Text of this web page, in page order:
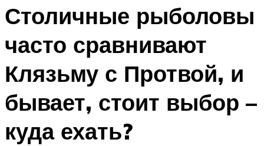
Столичные рыболовы
часто сравнивают
Клязьму с Протвой, и
бывает, стоит выбор –
куда ехать?